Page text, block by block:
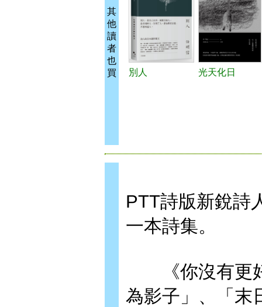
其
他
讀
者
也
買
別人 光天化日
PTT詩版新銳詩
一本詩集。
《你沒有更好
為影子」、「末